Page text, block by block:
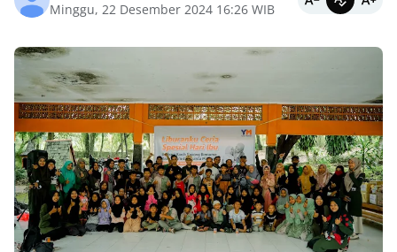
Minggu, 22 Desember 2024 16:26 WIB